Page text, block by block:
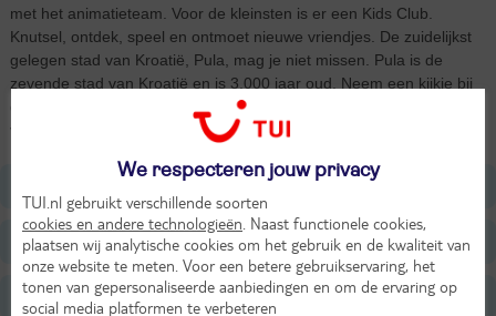
met het animatieteam. Voor de kleinsten is er een Kids Club.
Knutsel, ontdek, speel en ontmoet nieuwe vriendjes. De zuidelijkst
gelegen stad van Kroatië, Pula, mag je niet missen. Pula is de
zevende stad van Kroatië en is 3.000 jaar oud. Neem een kijkje bij
de Tempen van Augustus, het Amfitheather van Pula en de Boog
van Sergii. Geniet van de dit prachtige schiereiland en de natuur.
Faciliteiten
Restaurants/Bars
We respecteren jouw privacy
TUI.nl gebruikt verschillende soorten
cookies en andere technologieën . Naast functionele cookies,
plaatsen wij analytische cookies om het gebruik en de kwaliteit van
onze website te meten. Voor een betere gebruikservaring, het
tonen van gepersonaliseerde aanbiedingen en om de ervaring op
social media platformen te verbeteren